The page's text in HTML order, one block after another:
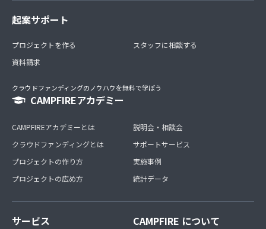
起案サポート
プロジェクトを作る
資料請求
スタッフに相談する
クラウドファンディングのノウハウを無料で学ぼう
CAMPFIREアカデミー
CAMPFIREアカデミーとは
クラウドファンディングとは
プロジェクトの作り方
プロジェクトの広め方
説明会・相談会
サポートサービス
実施事例
統計データ
サービス CAMPFIRE について